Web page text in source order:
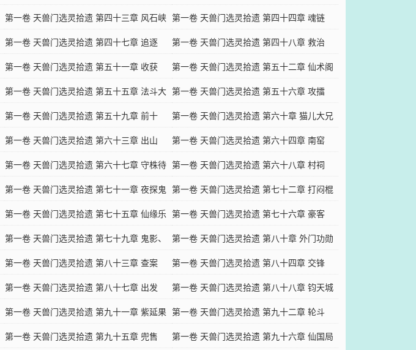
务
第一卷 天兽门选灵拾遗 第四十三章 风石峡 第一卷 天兽门选灵拾遗 第四十四章 魂链
第一卷 天兽门选灵拾遗 第四十七章 追逐
第一卷 天兽门选灵拾遗 第四十八章 救治
第一卷 天兽门选灵拾遗 第五十一章 收获
第一卷 天兽门选灵拾遗 第五十二章 仙术阁
第一卷 天兽门选灵拾遗 第五十五章 法斗大
比
第一卷 天兽门选灵拾遗 第五十六章 攻擂
第一卷 天兽门选灵拾遗 第五十九章 前十
第一卷 天兽门选灵拾遗 第六十章 猫儿大兄
第一卷 天兽门选灵拾遗 第六十三章 出山
第一卷 天兽门选灵拾遗 第六十四章 南窑
第一卷 天兽门选灵拾遗 第六十七章 守株待
兔
第一卷 天兽门选灵拾遗 第六十八章 村祠
第一卷 天兽门选灵拾遗 第七十一章 夜探鬼
祠
第一卷 天兽门选灵拾遗 第七十二章 打闷棍
第一卷 天兽门选灵拾遗 第七十五章 仙缘乐
坊
第一卷 天兽门选灵拾遗 第七十六章 豪客
第一卷 天兽门选灵拾遗 第七十九章 鬼影、
黑芒、青光剑
第一卷 天兽门选灵拾遗 第八十章 外门功勋
第一人
第一卷 天兽门选灵拾遗 第八十三章 查案
第一卷 天兽门选灵拾遗 第八十四章 交锋
第一卷 天兽门选灵拾遗 第八十七章 出发
第一卷 天兽门选灵拾遗 第八十八章 钧天城
第一卷 天兽门选灵拾遗 第九十一章 紫延果
之约
第一卷 天兽门选灵拾遗 第九十二章 轮斗
第一卷 天兽门选灵拾遗 第九十五章 兜售 第一卷 天兽门选灵拾遗 第九十六章 仙国局